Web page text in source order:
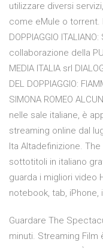
utilizzare diversi
come eMule o torrent.
DOPPIAGGIO
collaborazione della
MEDIA ITALIA srl
DEL DOPPIAGGIO:
SIMONA ROMEO
nelle sale italiane, è
streaming online dal
Ita Altadefinizione.
sottotitoli in italiano
guarda i migliori video
notebook, tab, iPhone,
Guardare The
minuti. Streaming